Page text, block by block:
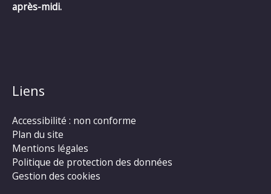
après-midi.
Liens
Accessibilité : non conforme
Plan du site
Mentions légales
Politique de protection des données
Gestion des cookies